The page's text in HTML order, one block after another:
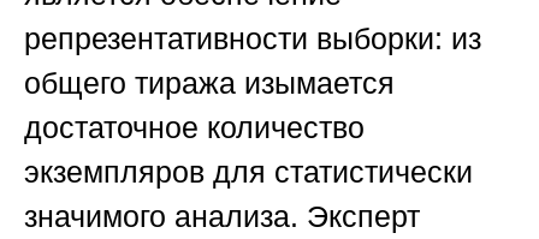
репрезентативности выборки: из
общего тиража изымается
достаточное количество
экземпляров для статистически
значимого анализа. Эксперт